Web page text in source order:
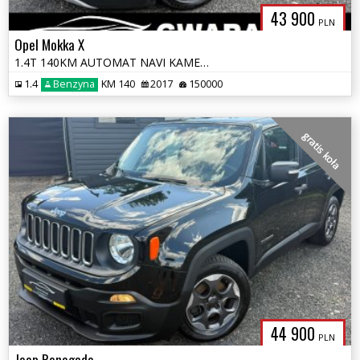
43 900 PLN
Opel Mokka X
1.4T 140KM AUTOMAT NAVI KAMERA KLIMATRONIK LED ALU Grz.Fotele+Kierowni
1.4 Benzyna KM 140 2017 150000
44 900 PLN
gratis koła